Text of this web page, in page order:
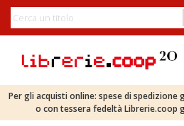
Per gli acquisti online: spese di spedizione
o con tessera fedeltà Librerie.coop